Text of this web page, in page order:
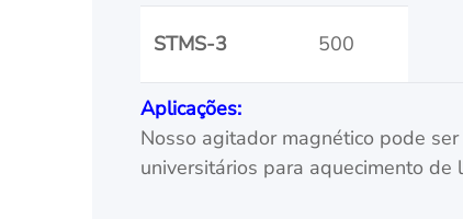
STMS-3 500
Aplicações:
Nosso agitador magnético pode
universitários para aquecimento de